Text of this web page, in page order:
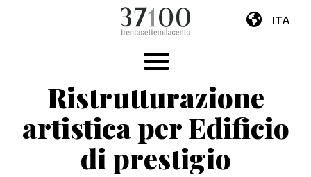
ITA
Ristrutturazione
artistica per Edificio
di prestigio